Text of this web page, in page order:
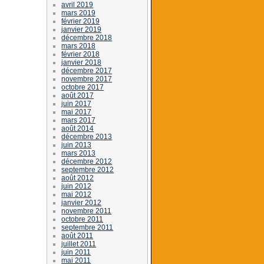
avril 2019
mars 2019
février 2019
janvier 2019
décembre 2018
mars 2018
février 2018
janvier 2018
décembre 2017
novembre 2017
octobre 2017
août 2017
juin 2017
mai 2017
mars 2017
août 2014
décembre 2013
juin 2013
mars 2013
décembre 2012
septembre 2012
août 2012
juin 2012
mai 2012
janvier 2012
novembre 2011
octobre 2011
septembre 2011
août 2011
juillet 2011
juin 2011
mai 2011